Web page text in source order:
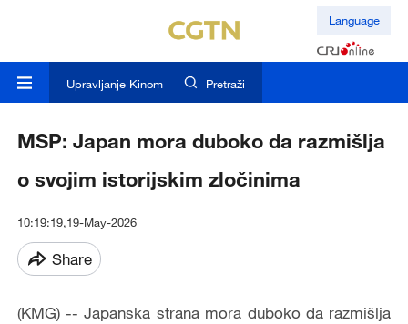
Language
Upravljanje Kinom Pretraži
MSP: Japan mora duboko da razmišlja
o svojim istorijskim zločinima
10:19:19,19-May-2026
Share
(KMG) -- Japanska strana mora duboko da razmišlja